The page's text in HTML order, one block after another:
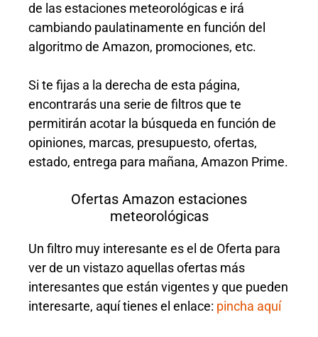
de las estaciones meteorológicas e irá
cambiando paulatinamente en función del
algoritmo de Amazon, promociones, etc.
Si te fijas a la derecha de esta página,
encontrarás una serie de filtros que te
permitirán acotar la búsqueda en función de
opiniones, marcas, presupuesto, ofertas,
estado, entrega para mañana, Amazon Prime.
Ofertas Amazon estaciones
meteorológicas
Un filtro muy interesante es el de Oferta para
ver de un vistazo aquellas ofertas más
interesantes que están vigentes y que pueden
interesarte, aquí tienes el enlace: pincha aquí